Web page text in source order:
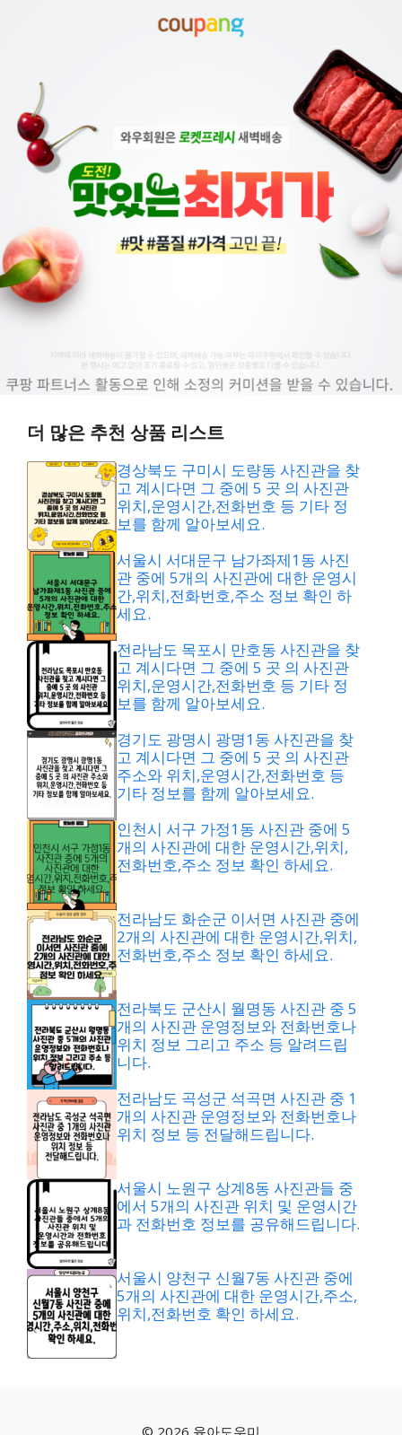
더 많은 추천 상품 리스트
경상북도 구미시 도량동 사진관을 찾
고 계시다면 그 중에 5 곳 의 사진관
위치,운영시간,전화번호 등 기타 정
보를 함께 알아보세요.
서울시 서대문구 남가좌제1동 사진
관 중에 5개의 사진관에 대한 운영시
간,위치,전화번호,주소 정보 확인 하
세요.
전라남도 목포시 만호동 사진관을 찾
고 계시다면 그 중에 5 곳 의 사진관
위치,운영시간,전화번호 등 기타 정
보를 함께 알아보세요.
경기도 광명시 광명1동 사진관을 찾
고 계시다면 그 중에 5 곳 의 사진관
주소와 위치,운영시간,전화번호 등
기타 정보를 함께 알아보세요.
인천시 서구 가정1동 사진관 중에 5
개의 사진관에 대한 운영시간,위치,
전화번호,주소 정보 확인 하세요.
전라남도 화순군 이서면 사진관 중에
2개의 사진관에 대한 운영시간,위치,
전화번호,주소 정보 확인 하세요.
전라북도 군산시 월명동 사진관 중 5
개의 사진관 운영정보와 전화번호나
위치 정보 그리고 주소 등 알려드립
니다.
전라남도 곡성군 석곡면 사진관 중 1
개의 사진관 운영정보와 전화번호나
위치 정보 등 전달해드립니다.
서울시 노원구 상계8동 사진관들 중
에서 5개의 사진관 위치 및 운영시간
과 전화번호 정보를 공유해드립니다.
서울시 양천구 신월7동 사진관 중에
5개의 사진관에 대한 운영시간,주소,
위치,전화번호 확인 하세요.
© 2026 육아도우미